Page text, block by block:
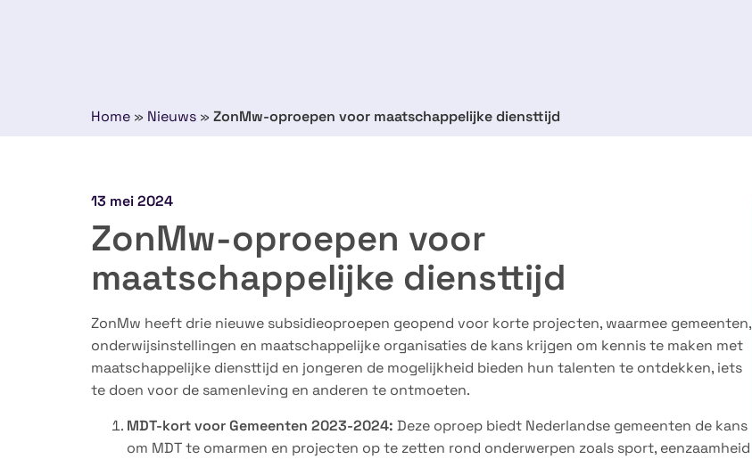
Home » Nieuws » ZonMw-oproepen voor maatschappelijke diensttijd
13 mei 2024
ZonMw-oproepen voor
maatschappelijke diensttijd
ZonMw heeft drie nieuwe subsidieoproepen geopend voor korte projecten, waarmee gemeenten,
onderwijsinstellingen en maatschappelijke organisaties de kans krijgen om kennis te maken met
maatschappelijke diensttijd en jongeren de mogelijkheid bieden hun talenten te ontdekken, iets
te doen voor de samenleving en anderen te ontmoeten.
MDT-kort voor Gemeenten 2023-2024: Deze oproep biedt Nederlandse gemeenten de kans
om MDT te omarmen en projecten op te zetten rond onderwerpen zoals sport, eenzaamheid